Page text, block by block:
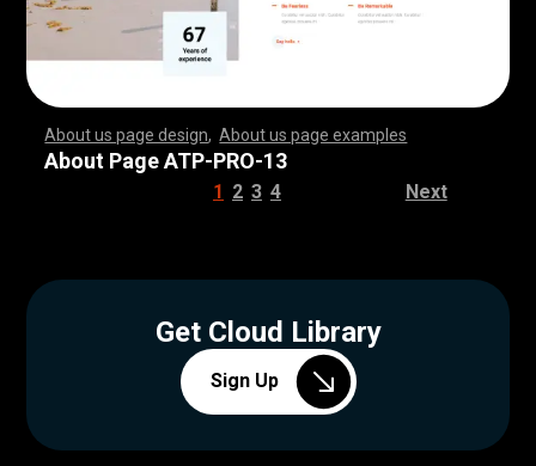
About us page design ,About us page examples
,,,,,,,,,,,,,,,,,,,,,,,, ,,,,,,,,,,,,,,,,,,,,,,,,,,,
,,,,,,,,,,,,,,,,,,,,,,,, ,,,,,,,,,,,,,,,,,,,,,,,,,,,
,,,,,,,,,,,,,,,,,,,,,,,, ,,,,,,,,,,,,,,,,,,,,,,,,,,,
,,,,,,,,,,,,,,,,,,,,,,,, ,,,,,,,,,,,,,,,,,,,,,,,,,,,
,,,,,,,,,,,,,,,,,,,,,,,, ,,,,,,,,,,,,,,,,,,,,,,,,,,,
,,,,,,,,,,,,,,,,,,,,,,,, ,,,,,,,,,,,,,,,,,,,,,,,,,,,
,,,,,,,,,,,,,,,,,,,,,,,, ,,,,,,,,,,,,,,,,,,,,,,,,,,,
,,,,,,,,,,,,,,,,,,,,,,,, ,,,,,,,,,,,,
About Page ATP-PRO-13
1 2 3 4 Next
Get Cloud Library
Sign Up